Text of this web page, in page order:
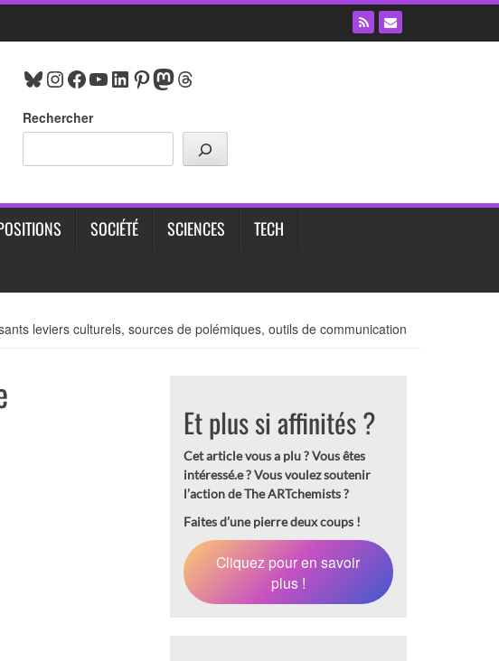
Bluesky
Instagram
Facebook
YouTube
LinkedIn
Pinterest
Mastodon
Threads
Rechercher
SOCIÉTÉ SCIENCES
TECH
leviers culturels, sources de polémiques, outils de communication
Et plus si affinités ?
Cet article vous a plu ? Vous êtes
intéressé.e ? Vous voulez soutenir
l’action de The ARTchemists ?
Faites d’une pierre deux coups !
Cliquez pour en savoir
plus !